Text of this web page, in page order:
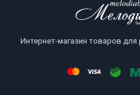
Интернет-магазин товаров